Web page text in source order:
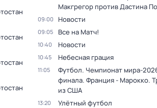
Макгрегор против Дастина
09:00 Новости
09:05 Все на Матч!
10:40 Новости
10:45 Небесная грация
11:05
Футбол. Чемпионат мира-
финала. Франция - Марокко.
из США
13:20 Улётный футбол